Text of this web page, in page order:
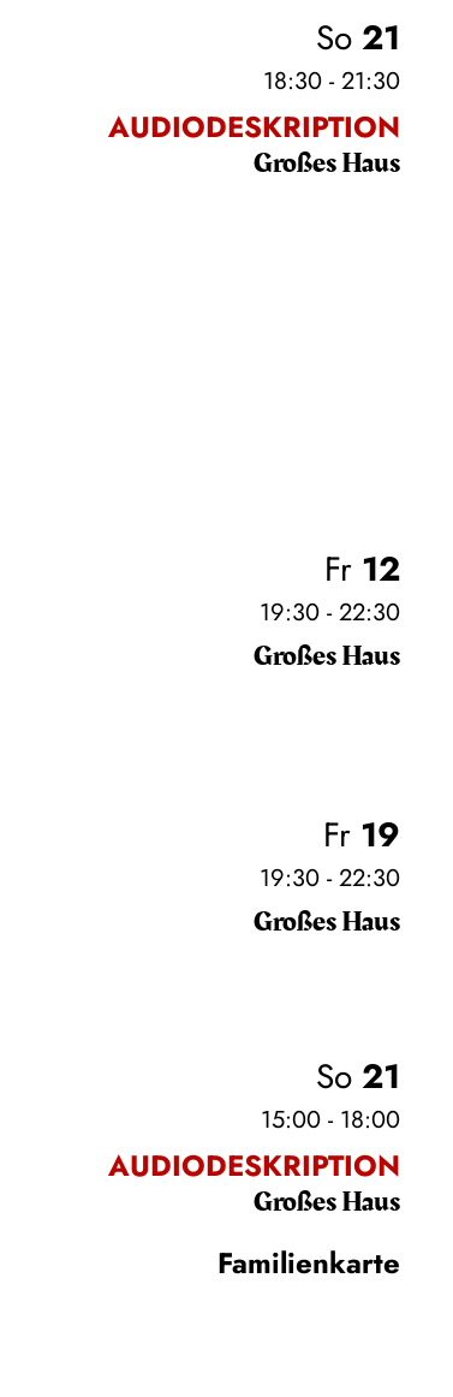
So21
18:30 - 21:30
AUDIODESKRIPTION
Großes Haus
Fr 12
19:30 - 22:30
Großes Haus
Fr 19
19:30 - 22:30
Großes Haus
So21
15:00 - 18:00
AUDIODESKRIPTION
Großes Haus
Familienkarte